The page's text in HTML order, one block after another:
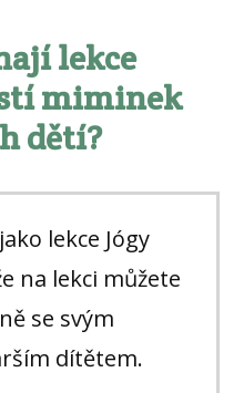
lekce
miminek
dětí?
lekce Jógy
na lekci můžete
se svým
dítětem.